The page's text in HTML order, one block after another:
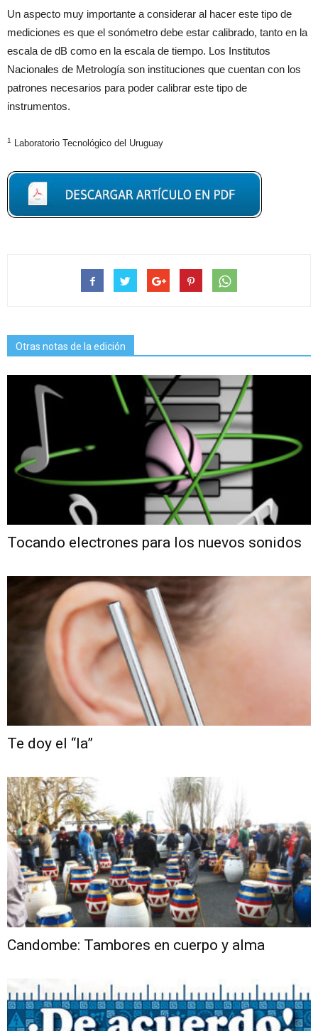
Un aspecto muy importante a considerar al hacer este tipo de
mediciones es que el sonómetro debe estar calibrado, tanto en la
escala de dB como en la escala de tiempo. Los Institutos
Nacionales de Metrología son instituciones que cuentan con los
patrones necesarios para poder calibrar este tipo de
instrumentos.
1 Laboratorio Tecnológico del Uruguay
Otras notas de la edición
Tocando electrones para los nuevos sonidos
Te doy el “la”
Candombe: Tambores en cuerpo y alma